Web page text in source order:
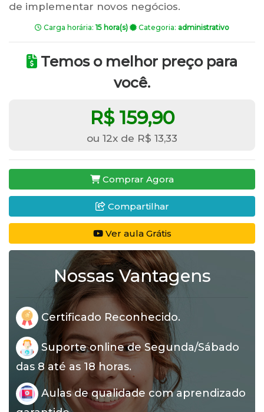
de implementar novos negócios.
Carga horária: 15 hora(s) Categoria: administrativo
Temos o melhor preço para
você.
R$ 159,90
ou 12x de R$ 13,33
Comprar Agora
Compartilhar
Ver aula Grátis
Nossas Vantagens
Certificado Reconhecido.
Suporte online de Segunda/Sábado
das 8 até as 18 horas.
Aulas de qualidade com aprendizado